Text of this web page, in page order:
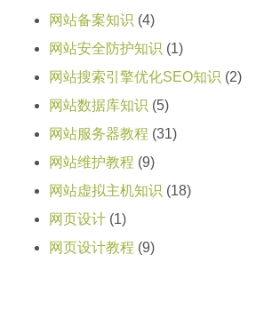
网站备案知识 (4)
网站安全防护知识 (1)
网站搜索引擎优化SEO知识 (2)
网站数据库知识 (5)
网站服务器教程 (31)
网站维护教程 (9)
网站虚拟主机知识 (18)
网页设计 (1)
网页设计教程 (9)